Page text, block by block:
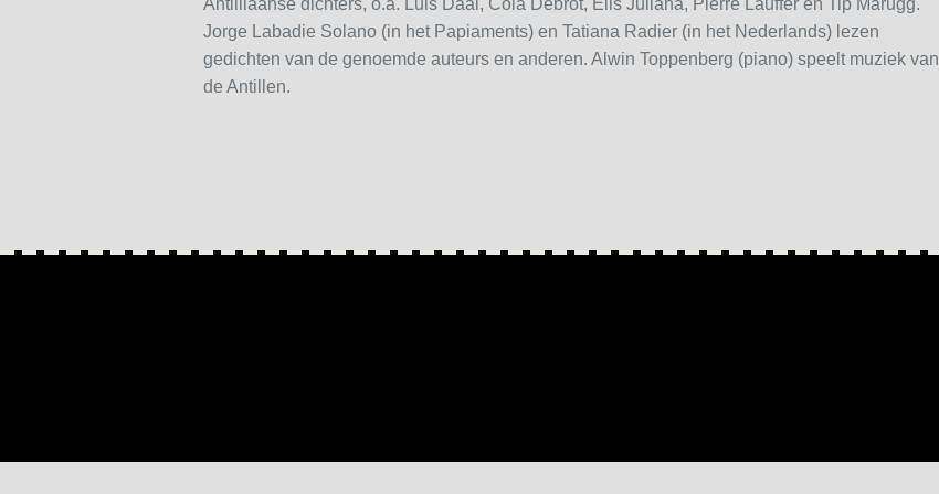
Antilliaanse dichters, o.a. Luis Daal, Cola Debrot, Elis Juliana, Pierre Lauffer en Tip Marugg.
Jorge Labadie Solano (in het Papiaments) en Tatiana Radier (in het Nederlands) lezen
gedichten van de genoemde auteurs en anderen. Alwin Toppenberg (piano) speelt muziek van
de Antillen.